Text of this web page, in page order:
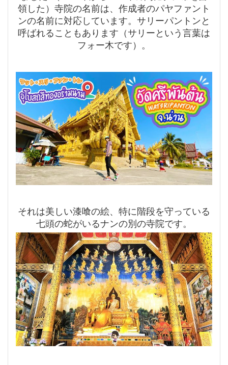
領した）寺院の名前は、作成者のパヤファント
ンの名前に対応しています。サリーパントンと
呼ばれることもあります（サリーという言葉は
フォー木です）。
それは美しい漆喰の絵、特に階段を守っている
七頭の蛇がいるナンの別の寺院です。